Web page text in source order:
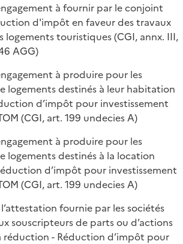
à fournir par le conjoint
d'impôt en faveur des travaux
logements touristiques (CGI, annx. III,
AGG)
à produire pour les
logements destinés à leur habitation
d’impôt pour investissement
(CGI, art. 199 undecies A)
à produire pour les
logements destinés à la location
d’impôt pour investissement
(CGI, art. 199 undecies A)
fournie par les sociétés
souscripteurs de parts ou d’actions
- Réduction d’impôt pour